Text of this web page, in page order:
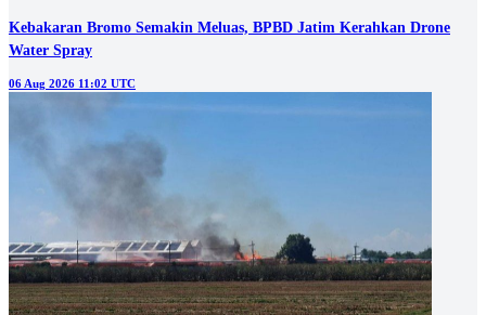
Kebakaran Bromo Semakin Meluas, BPBD Jatim Kerahkan Drone
Water Spray
06 Aug 2026 11:02 UTC